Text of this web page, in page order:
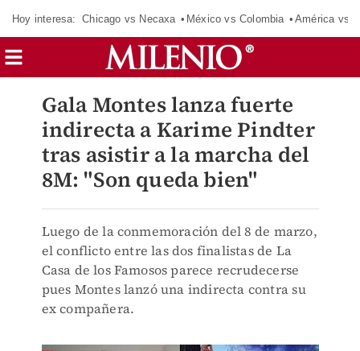
Hoy interesa: Chicago vs Necaxa México vs Colombia América vs
Gala Montes lanza fuerte
indirecta a Karime Pindter
tras asistir a la marcha del
8M: "Son queda bien"
Luego de la conmemoración del 8 de marzo,
el conflicto entre las dos finalistas de La
Casa de los Famosos parece recrudecerse
pues Montes lanzó una indirecta contra su
ex compañera.